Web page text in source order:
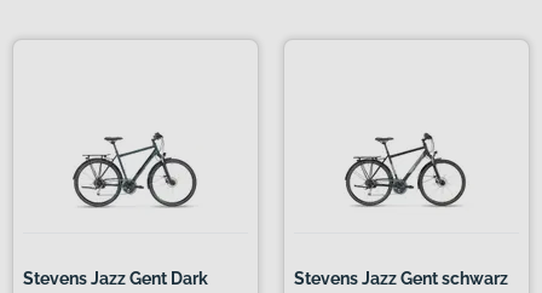
Stevens Jazz Gent Dark
Stevens Jazz Gent schwarz